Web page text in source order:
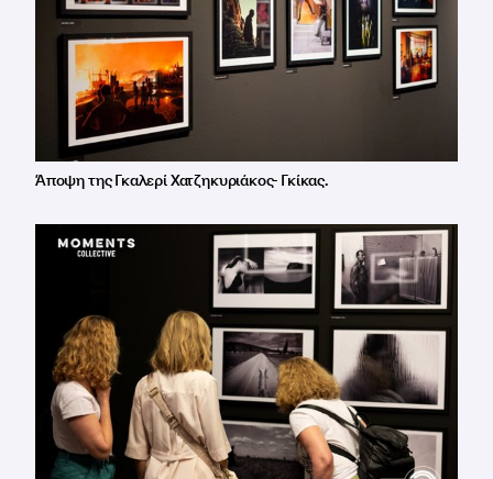
Άποψη της Γκαλερί Χατζηκυριάκος- Γκίκας.